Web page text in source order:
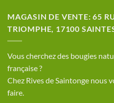
MAGASIN DE VENTE: 65
TRIOMPHE, 17100
​Vous cherchez des bougies
française ?
Chez Rives de Saintonge nous
faire.